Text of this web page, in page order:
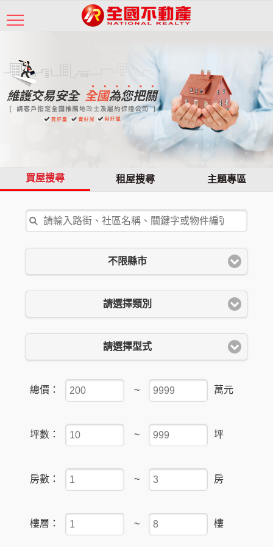
買屋搜尋 租屋搜尋 主題專區
不限縣市
請選擇類別
請選擇型式
總價： ~ 萬元
坪數： ~ 坪
房數： ~ 房
樓層： ~ 樓